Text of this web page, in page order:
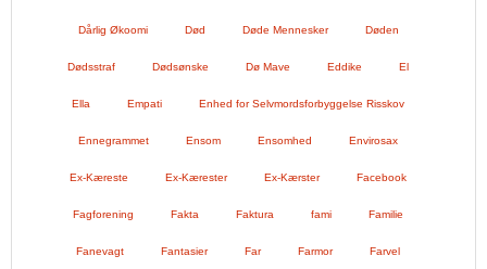
Dårlig Økoomi Død Døde Mennesker Døden
Dødsstraf Dødsønske Dø Mave Eddike El
Ella Empati Enhed for Selvmordsforbyggelse Risskov
Ennegrammet Ensom Ensomhed Envirosax
Ex-Kæreste Ex-Kærester Ex-Kærster Facebook
Fagforening Fakta Faktura fami Familie
Fanevagt Fantasier Far Farmor Farvel